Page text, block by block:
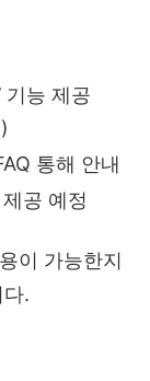
기능 제공
통해 안내
공 예정
이 가능한지
.